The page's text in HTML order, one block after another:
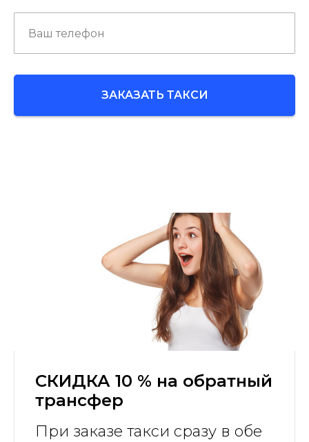
ЗАКАЗАТЬ ТАКСИ
СКИДКА 10 % на обратный
трансфер
При заказе такси сразу в обе